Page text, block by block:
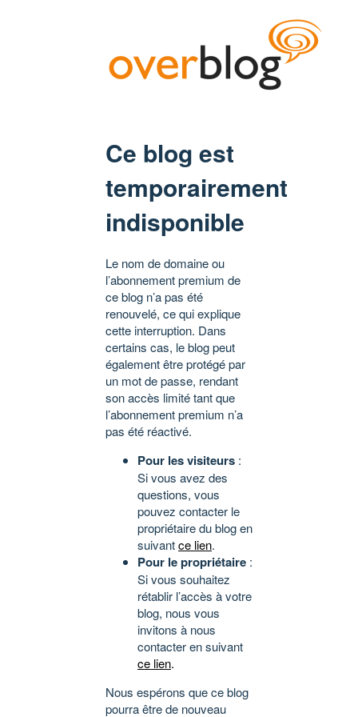
Ce blog est
temporairement
indisponible
Le nom de domaine ou
l’abonnement premium de
ce blog n’a pas été
renouvelé, ce qui explique
cette interruption. Dans
certains cas, le blog peut
également être protégé par
un mot de passe, rendant
son accès limité tant que
l’abonnement premium n’a
pas été réactivé.
Pour les visiteurs :
Si vous avez des
questions, vous
pouvez contacter le
propriétaire du blog en
suivantce lien.
Pour le propriétaire :
Si vous souhaitez
rétablir l’accès à votre
blog, nous vous
invitons à nous
contacter en suivant
ce lien.
Nous espérons que ce blog
pourra être de nouveau